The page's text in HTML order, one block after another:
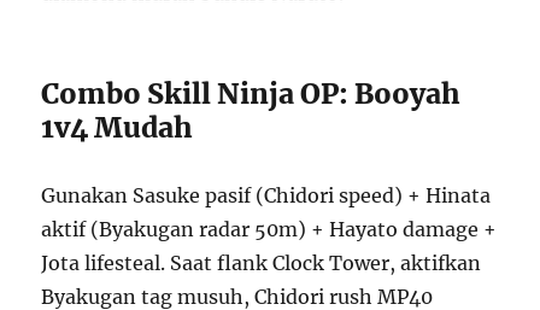
Combo Skill Ninja OP: Booyah
1v4 Mudah
Gunakan Sasuke pasif (Chidori speed) + Hinata
aktif (Byakugan radar 50m) + Hayato damage +
Jota lifesteal. Saat flank Clock Tower, aktifkan
Byakugan tag musuh, Chidori rush MP40